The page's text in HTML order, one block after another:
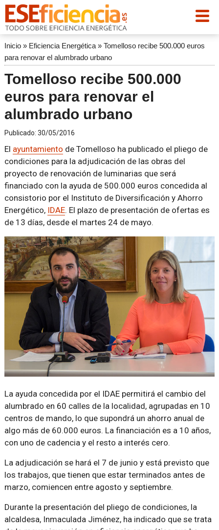
Inicio» Eficiencia Energética» Tomelloso recibe 500.000 euros
para renovar el alumbrado urbano
Tomelloso recibe 500.000
euros para renovar el
alumbrado urbano
Publicado: 30/05/2016
El ayuntamiento de Tomelloso ha publicado el pliego de
condiciones para la adjudicación de las obras del
proyecto de renovación de luminarias que será
financiado con la ayuda de 500.000 euros concedida al
consistorio por el Instituto de Diversificación y Ahorro
Energético, IDAE. El plazo de presentación de ofertas es
de 13 días, desde el martes 24 de mayo.
La ayuda concedida por el IDAE permitirá el cambio del
alumbrado en 60 calles de la localidad, agrupadas en 10
centros de mando, lo que supondrá un ahorro anual de
algo más de 60.000 euros. La financiación es a 10 años,
con uno de cadencia y el resto a interés cero.
La adjudicación se hará el 7 de junio y está previsto que
los trabajos, que tienen que estar terminados antes de
marzo, comiencen entre agosto y septiembre.
Durante la presentación del pliego de condiciones, la
alcaldesa, Inmaculada Jiménez, ha indicado que se trata